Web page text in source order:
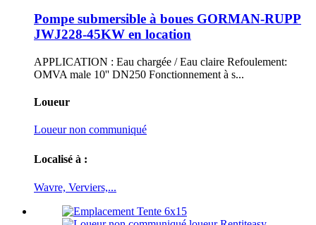
Pompe submersible à boues GORMAN-RUPP
JWJ228-45KW en location
APPLICATION : Eau chargée / Eau claire Refoulement:
OMVA male 10'' DN250 Fonctionnement à s...
Loueur
Loueur non communiqué
Localisé à :
Wavre, Verviers,...